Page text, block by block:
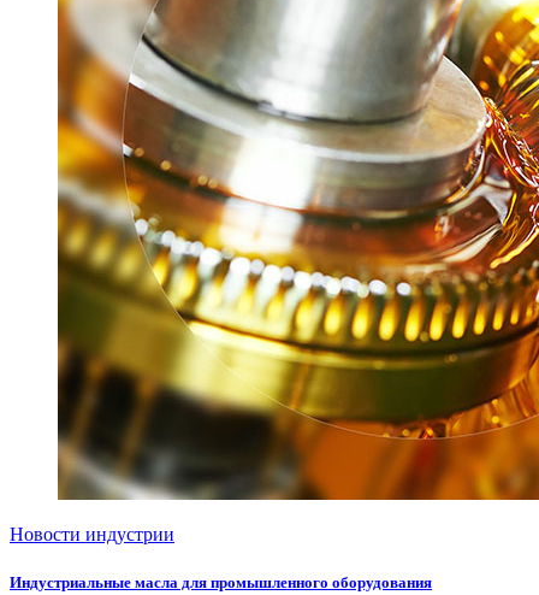
Новости индустрии
Индустриальные масла для промышленного оборудования